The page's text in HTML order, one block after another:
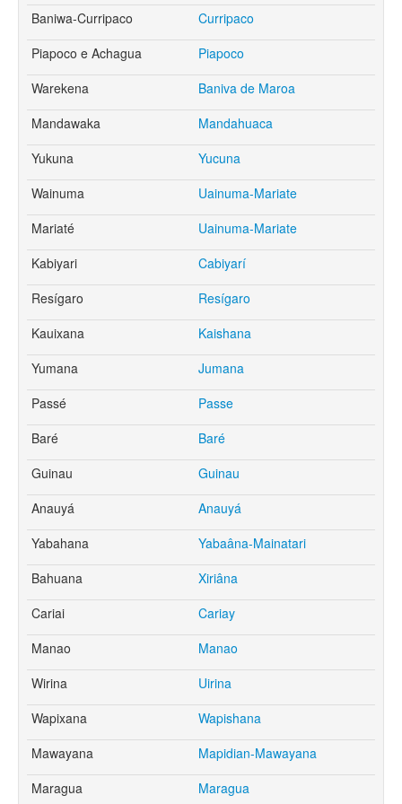
Baniwa-Curripaco
Curripaco
Piapoco e Achagua
Piapoco
Warekena
Baniva de Maroa
Mandawaka
Mandahuaca
Yukuna
Yucuna
Wainuma
Uainuma-Mariate
Mariaté
Uainuma-Mariate
Kabiyari
Cabiyarí
Resígaro
Resígaro
Kauixana
Kaishana
Yumana
Jumana
Passé
Passe
Baré
Baré
Guinau
Guinau
Anauyá
Anauyá
Yabahana
Yabaâna-Mainatari
Bahuana
Xiriâna
Cariai
Cariay
Manao
Manao
Wirina
Uirina
Wapixana
Wapishana
Mawayana
Mapidian-Mawayana
Maragua
Maragua